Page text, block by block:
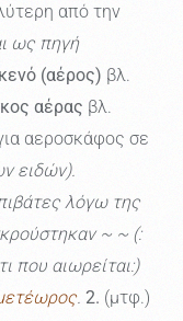
από την
ως πηγή
κενό (αέρος) βλ.
αέρας βλ.
αεροσκάφος σε
ειδών).
λόγω της
~ ~ (:
που αιωρείται:)
. 2. (μτφ.)